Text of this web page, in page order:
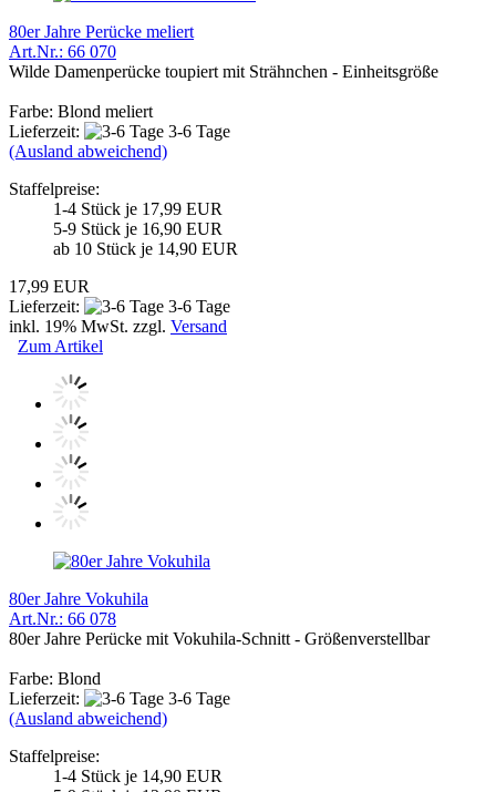
80er Jahre Perücke meliert
Art.Nr.: 66 070
Wilde Damenperücke toupiert mit Strähnchen - Einheitsgröße
Farbe: Blond meliert
Lieferzeit:
3-6 Tage
(Ausland abweichend)
Staffelpreise:
1-4 Stück je 17,99 EUR
5-9 Stück je 16,90 EUR
ab 10 Stück je 14,90 EUR
17,99 EUR
Lieferzeit:
3-6 Tage
inkl. 19% MwSt. zzgl. Versand
Zum Artikel
80er Jahre Vokuhila
Art.Nr.: 66 078
80er Jahre Perücke mit Vokuhila-Schnitt - Größenverstellbar
Farbe: Blond
Lieferzeit:
3-6 Tage
(Ausland abweichend)
Staffelpreise:
1-4 Stück je 14,90 EUR